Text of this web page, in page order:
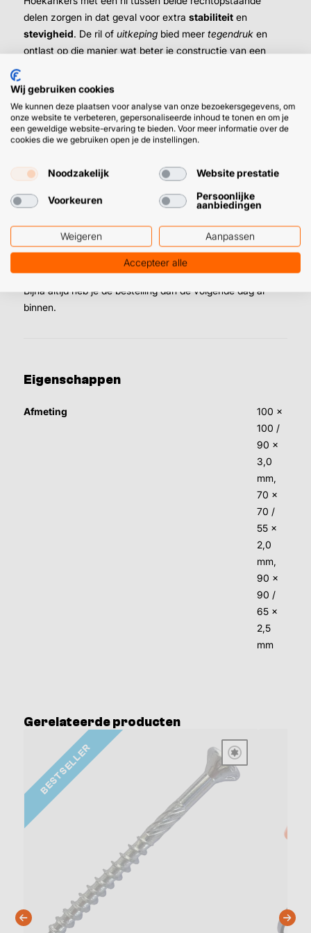
delen zorgen in dat geval voor extra stabiliteit en
stevigheid. De ril of uitkeping bied meer tegendruk en
ontlast op die manier wat beter je constructie van een
de een goede keuze:
Verzinkt hoekanker met ril voor extra
stevigheid
(hout)constructies
90 x 90 mm / 65 x 2,5 mm
En dat voor een lekker scherpe prijs. En plaats je vóór
16:00 uur je bestelling? Dan gaat-ie direct op de post.
Bijna altijd heb je de bestelling dan de volgende dag al
binnen.
Eigenschappen
Afmeting
100 x
100 /
90 x
3,0
mm,
70 x
70 /
55 x
2,0
mm,
90 x
90 /
65 x
2,5
mm
Gerelateerde producten
BESTSELLER
Wij gebruiken cookies
We kunnen deze plaatsen voor analyse van onze bezoekersgegevens, om
onze website te verbeteren, gepersonaliseerde inhoud te tonen en om je
een geweldige website-ervaring te bieden. Voor meer informatie over de
cookies die we gebruiken open je de instellingen.
Noodzakelijk Website prestatie
Voorkeuren
Persoonlijke
aanbiedingen
Weigeren Aanpassen
Accepteer alle